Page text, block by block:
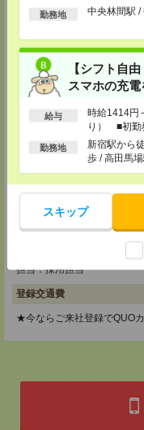
以上
勤務地 中央林間駅 /
【シフト自
スマホの充
給与
時給1414
り） ■初勤
る
勤務地
新宿駅から
歩 / 高田馬
スキップ
MAIL：tenshoku@nikken-
メディカルケア事業部
東京都立川市錦町1-12-14
TEL：0120-934-200
MAIL：tenshoku@nikken-
メディカルケア事業部 町
東京都町田市森野1-7-23
TEL：0120-453-285
メディカルケア事業部
神奈川県横浜市保土ケ谷区
2F B区画
tenshoku@nikken-ts.jp
担当：採用担当
登録交通費
★今ならご来社登録でQUO